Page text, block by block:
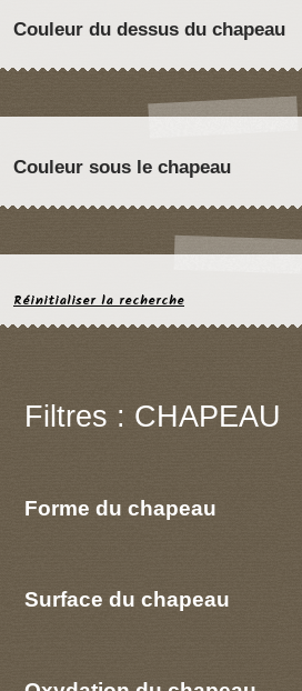
Couleur du dessus du chapeau
Couleur sous le chapeau
Réinitialiser la recherche
Filtres : CHAPEAU
Forme du chapeau
Surface du chapeau